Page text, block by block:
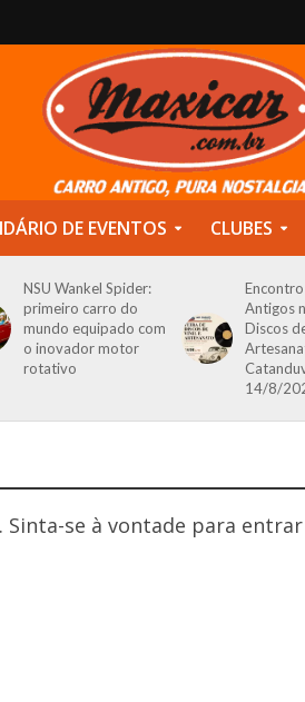
DE EVENTOS CLUBES
NSU Wankel Spider:
primeiro carro do
mundo equipado com
o inovador motor
rotativo
Antigos
Discos
14/8/
se à vontade para